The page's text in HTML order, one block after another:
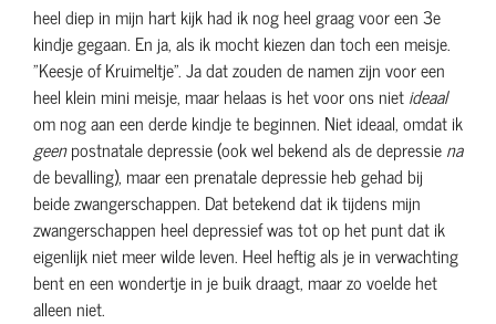
heel diep in mijn hart kijk had ik nog heel graag voor een 3e
kindje gegaan. En ja, als ik mocht kiezen dan toch een meisje.
"Keesje of Kruimeltje". Ja dat zouden de namen zijn voor een
heel klein mini meisje, maar helaas is het voor ons nietideaal
om nog aan een derde kindje te beginnen. Niet ideaal, omdat ik
geenpostnatale depressie (ook wel bekend als de depressiena
de bevalling), maar een prenatale depressie heb gehad bij
beide zwangerschappen. Dat betekend dat ik tijdens mijn
zwangerschappen heel depressief was tot op het punt dat ik
eigenlijk niet meer wilde leven. Heel heftig als je in verwachting
bent en een wondertje in je buik draagt, maar zo voelde het
alleen niet.